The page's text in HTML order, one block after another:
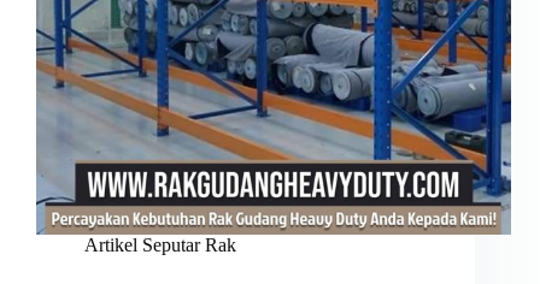
Artikel Seputar Rak